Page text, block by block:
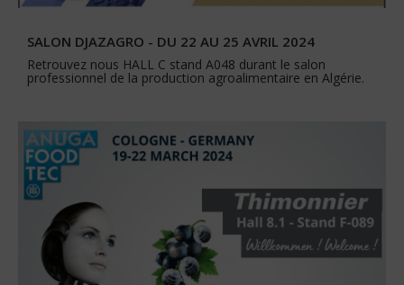
SALON DJAZAGRO - DU 22 AU 25 AVRIL 2024
Retrouvez nous HALL C stand A048 durant le salon
professionnel de la production agroalimentaire en Algérie.